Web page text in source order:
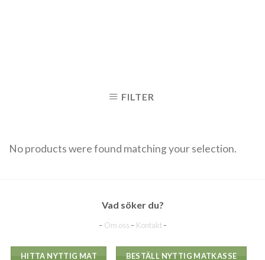
FILTER
No products were found matching your selection.
Vad söker du?
- Om oss - Kontakt-
HITTA NYTTIG MAT BESTÄLL NYTTIG MATKASSE